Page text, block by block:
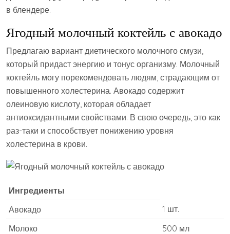
в блендере.
Ягодный молочный коктейль с авокадо
Предлагаю вариант диетического молочного смузи,
который придаст энергию и тонус организму. Молочный
коктейль могу порекомендовать людям, страдающим от
повышенного холестерина. Авокадо содержит
олеиновую кислоту, которая обладает
антиоксидантными свойствами. В свою очередь, это как
раз-таки и способствует понижению уровня
холестерина в крови.
Ингредиенты
Авокадо
1 шт.
Молоко
500 мл